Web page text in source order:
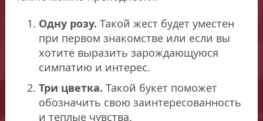
Одну розу. Такой жест будет уместен
при первом знакомстве или если вы
хотите выразить зарождающуюся
симпатию и интерес.
Три цветка. Такой букет поможет
обозначить свою заинтересованность
и теплые чувства.